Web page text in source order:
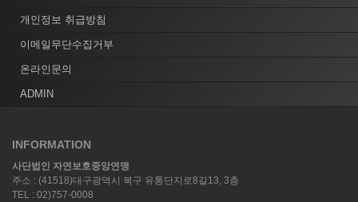
개인정보 취급방침
이메일무단수집거부
온라인문의
ADMIN
INFORMATION
사단법인 자연보호중앙연맹
주소 : (41518)대구광역시 북구 유통단지로8길13, 3층
TEL : 02)757-0008